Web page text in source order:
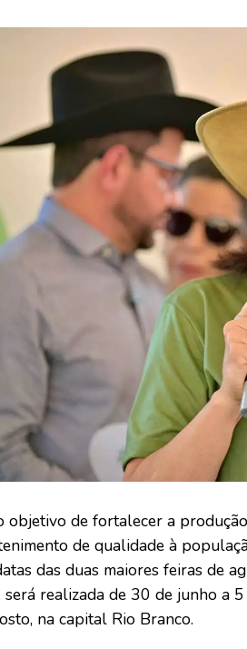
objetivo de fortalecer a
de qualidade à
das duas maiores feiras de
será realizada de 30 de junho a
na capital Rio Branco.